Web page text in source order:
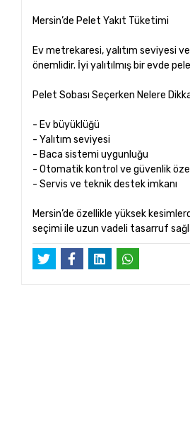
Mersin’de Pelet Yakıt Tüketimi
Ev metrekaresi, yalıtım seviyesi
önemlidir. İyi yalıtılmış bir evde
Pelet Sobası Seçerken Nelere
- Ev büyüklüğü
- Yalıtım seviyesi
- Baca sistemi uygunluğu
- Otomatik kontrol ve güvenlik
- Servis ve teknik destek imkanı
Mersin’de özellikle yüksek
seçimi ile uzun vadeli tasarruf